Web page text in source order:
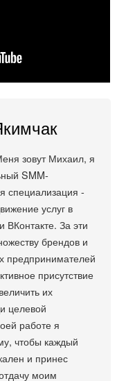
зовут Михаил, я
SMM-
специализация -
услуг в
ВКонтакте. За эти
брендов и
предпринимателей
присутствие
их
целевой
работе я
чтобы каждый
и принес
моим